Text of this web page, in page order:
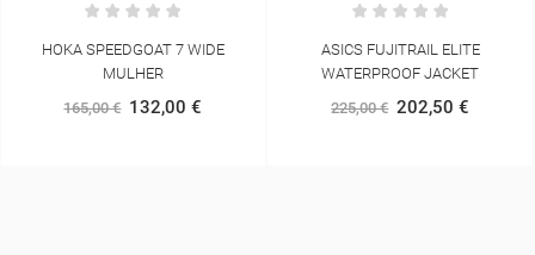
HOKA SPEEDGOAT 7 WIDE
MULHER
165,00 € 132,00 €
ASICS FUJITRAIL ELITE
WATERPROOF JACKET
225,00 € 202,50 €